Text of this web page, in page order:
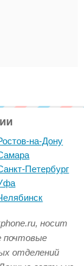
на-Дону
Петербург
носит
почтовые
отделений